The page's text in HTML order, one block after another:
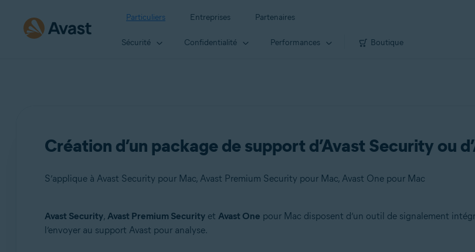
Particuliers Entreprises Partenaires
Sécurité Confidentialité Performances Boutique
Création d’un package de support d’Avast Security ou
S’applique à Avast Security pour Mac, Avast Premium Security pour Mac, Avast One pour Mac
Avast Security, Avast Premium Securityet Avast One pour Mac disposent d’un outil de signalement
l’envoyer au support Avast pour analyse.